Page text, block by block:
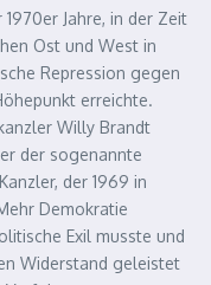
Jahre, in der Zeit
Ost und West in
Repression gegen
erreichte.
Willy Brandt
der sogenannte
der 1969 in
Demokratie
Exil musste und
Widerstand geleistet